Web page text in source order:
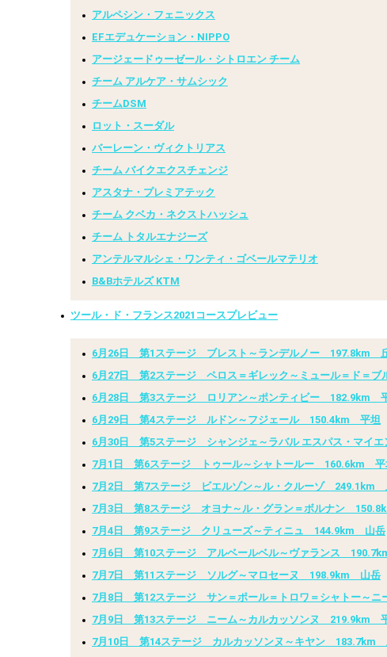
アルペシン・フェニックス
EFエデュケーション・NIPPO
アージェードゥーゼール・シトロエン チーム
チーム アルケア・サムシック
チームDSM
ロット・スーダル
バーレーン・ヴィクトリアス
チーム バイクエクスチェンジ
アスタナ・プレミアテック
チーム クベカ・ネクストハッシュ
チーム トタルエナジーズ
アンテルマルシェ・ワンティ・ゴベールマテリオ
B&Bホテルズ KTM
ツール・ド・フランス2021コースプレビュー
6月26日 第1ステージ ブレスト～ランデルノー 197.8km
6月27日 第2ステージ ペロス＝ギレック～ミュール＝ド＝
6月28日 第3ステージ ロリアン～ポンティビー 182.9km
6月29日 第4ステージ ルドン～フジェール 150.4km 平坦
6月30日 第5ステージ シャンジェ～ラバル エスパス・マイ
7月1日 第6ステージ トゥール～シャトールー 160.6km 平
7月2日 第7ステージ ビエルゾン～ル・クルーゾ 249.1km
7月3日 第8ステージ オヨナ～ル・グラン＝ボルナン
7月4日 第9ステージ クリューズ～ティニュ 144.9km 山岳
7月6日 第10ステージ アルベールベル～ヴァランス
7月7日 第11ステージ ソルグ～マロセーヌ 198.9km 山岳
7月8日 第12ステージ サン＝ポール＝トロワ＝シャトー～
7月9日 第13ステージ ニーム～カルカッソンヌ 219.9km
7月10日 第14ステージ カルカッソンヌ～キヤン 183.7km